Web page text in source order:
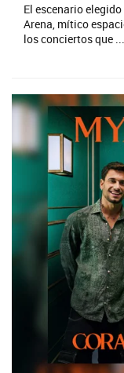
El escenario
Arena, mítico
los conciertos que ...